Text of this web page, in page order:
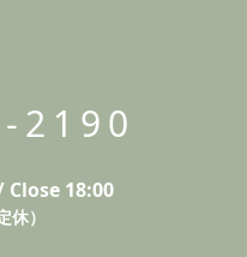
2190
18:00
休）